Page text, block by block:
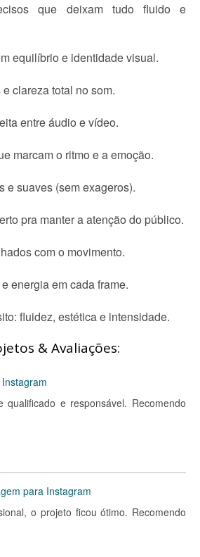
que deixam tudo fluido e
equilíbrio e identidade visual.
clareza total no som.
entre áudio e vídeo.
marcam o ritmo e a emoção.
e suaves (sem exageros).
pra manter a atenção do público.
com o movimento.
energia em cada frame.
fluidez, estética e intensidade.
& Avaliações:
qualificado e responsável. Recomendo
para Instagram
o projeto ficou ótimo. Recomendo